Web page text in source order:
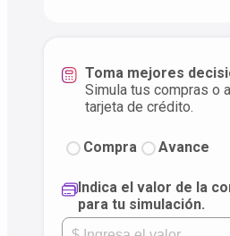
Toma mejores
Simula tus compras o
tarjeta de crédito.
Compra Avance
Indica el valor de la
para tu simulación.